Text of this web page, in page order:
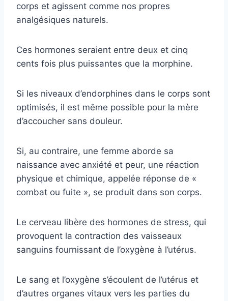
corps et agissent comme nos propres
analgésiques naturels.
Ces hormones seraient entre deux et cinq
cents fois plus puissantes que la morphine.
Si les niveaux d’endorphines dans le corps sont
optimisés, il est même possible pour la mère
d’accoucher sans douleur.
Si, au contraire, une femme aborde sa
naissance avec anxiété et peur, une réaction
physique et chimique, appelée réponse de «
combat ou fuite », se produit dans son corps.
Le cerveau libère des hormones de stress, qui
provoquent la contraction des vaisseaux
sanguins fournissant de l’oxygène à l’utérus.
Le sang et l’oxygène s’écoulent de l’utérus et
d’autres organes vitaux vers les parties du